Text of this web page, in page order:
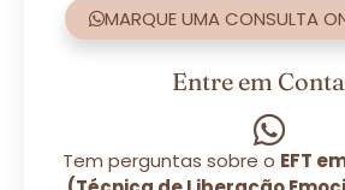
MARQUE UMA CONSULTA
Entre em
Tem perguntas sobre o EFT